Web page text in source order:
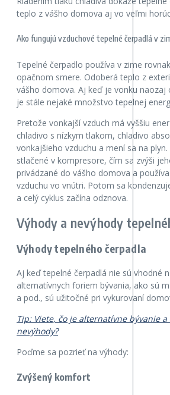
teplo z vášho domova aj vo veľmi
Ako fungujú vzduchové tepelné čerpadlá v
Tepelné čerpadlo používa v zime
opačnom smere. Odoberá teplo z
vášho domova. Aj keď je vonku naozaj
je stále nejaké množstvo tepelnej
Pretože vonkajší vzduch má vyššiu
chladivo s nízkym tlakom, chladivo
vonkajšieho vzduchu a mení sa na
stlačené v kompresore, čím sa zvýši
privádzané do vášho domova a
vzduchu vo vnútri. Potom sa
a celý cyklus začína odznova.
Výhody a nevýhody
Výhody tepelného čerpadla
Aj keď tepelné čerpadlá nie sú vhodné
alternatívnych foriem bývania, ako sú
a pod., sú užitočné pri vykurovaní
Tip: Viete, čo je alternatívne bývanie a
nevýhody?
Poďme sa pozrieť na výhody:
Zvýšený komfort